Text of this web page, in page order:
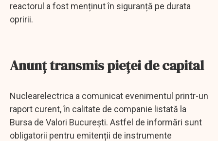
reactorul a fost menținut în siguranță pe durata
opririi.
Anunț transmis pieței de capital
Nuclearelectrica a comunicat evenimentul printr-un
raport curent, în calitate de companie listată la
Bursa de Valori București. Astfel de informări sunt
obligatorii pentru emitenții de instrumente